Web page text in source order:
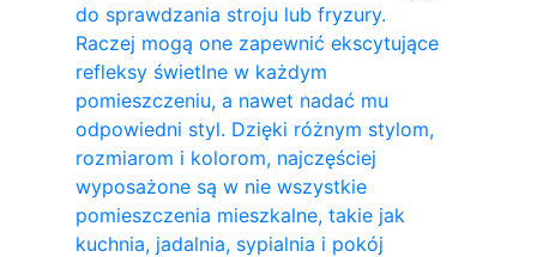
do sprawdzania stroju lub fryzury.
Raczej mogą one zapewnić ekscytujące
refleksy świetlne w każdym
pomieszczeniu, a nawet nadać mu
odpowiedni styl. Dzięki różnym stylom,
rozmiarom i kolorom, najczęściej
wyposażone są w nie wszystkie
pomieszczenia mieszkalne, takie jak
kuchnia, jadalnia, sypialnia i pokój